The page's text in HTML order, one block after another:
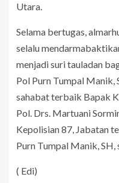
Utara.
Selama bertugas,
selalu
menjadi suri tauladan
Pol Purn Tumpal Manik,
sahabat terbaik Bapak
Pol. Drs. Martuani
Kepolisian 87, Jabatan
Purn Tumpal Manik, SH,
( Edi)